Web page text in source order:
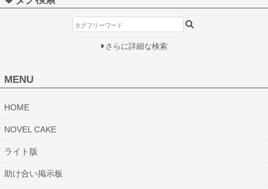
さらに詳細な検索
MENU
HOME
NOVEL CAKE
ライト版
助け合い掲示板